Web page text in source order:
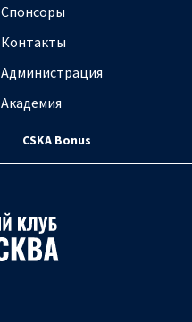
Спонсоры
Контакты
Администрация
Академия
CSKA Bonus